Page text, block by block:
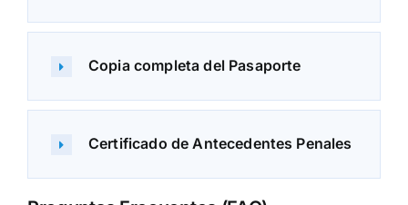
Copia completa del Pasaporte
Certificado de Antecedentes Penales